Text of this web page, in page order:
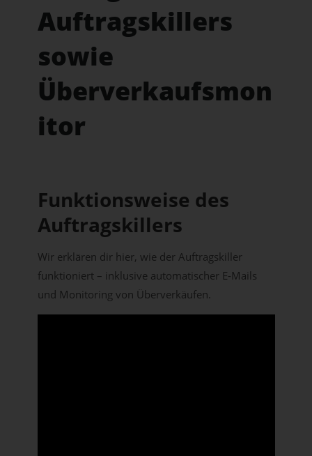
Auftragskillers
sowie
Überverkaufsmon
itor
Funktionsweise des
Auftragskillers
Wir erklären dir hier, wie der Auftragskiller
funktioniert – inklusive automatischer E-Mails
und Monitoring von Überverkäufen.